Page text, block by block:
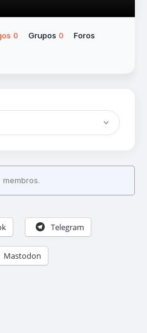
0 Grupos 0
Foros
Telegram
Mastodon